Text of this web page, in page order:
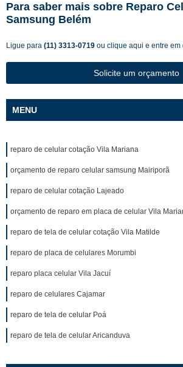
Para saber mais sobre Reparo
Samsung Belém
Ligue para (11) 3313-0719 ou clique aqui e entre em
Solicite um orçamento
MENU
reparo de celular cotação Vila Mariana
orçamento de reparo celular samsung Mairiporã
reparo de celular cotação Lajeado
orçamento de reparo em placa de celular Vila
reparo de tela de celular cotação Vila Matilde
reparo de placa de celulares Morumbi
reparo placa celular Vila Jacuí
reparo de celulares Cajamar
reparo de tela de celular Poá
reparo de tela de celular Aricanduva